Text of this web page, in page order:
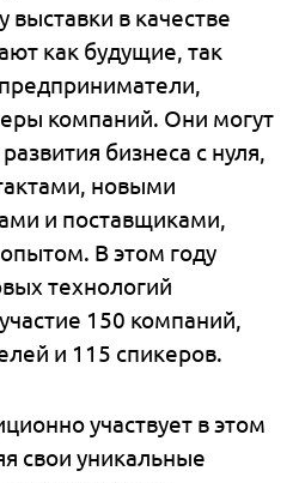
в качестве
как будущие, так
компаний. Они могут
бизнеса с нуля,
новыми
и поставщиками,
В этом году
технологий
150 компаний,
и 115 спикеров.
участвует в этом
свои уникальные